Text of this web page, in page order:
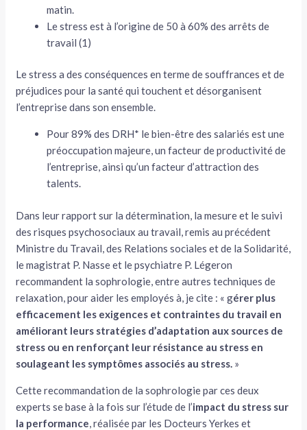
matin.
Le stress est à l’origine de 50 à 60% des arrêts de
travail (1)
Le stress a des conséquences en terme de souffrances et de
préjudices pour la santé qui touchent et désorganisent
l’entreprise dans son ensemble.
Pour 89% des DRH* le bien-être des salariés est une
préoccupation majeure, un facteur de productivité de
l’entreprise, ainsi qu’un facteur d’attraction des
talents.
Dans leur rapport sur la détermination, la mesure et le suivi
des risques psychosociaux au travail, remis au précédent
Ministre du Travail, des Relations sociales et de la Solidarité,
le magistrat P. Nasse et le psychiatre P. Légeron
recommandent la sophrologie, entre autres techniques de
relaxation, pour aider les employés à, je cite : « gérer plus
efficacement les exigences et contraintes du travail en
améliorant leurs stratégies d’adaptation aux sources de
stress ou en renforçant leur résistance au stress en
soulageant les symptômes associés au stress. »
Cette recommandation de la sophrologie par ces deux
experts se base à la fois sur l’étude de l’impact du stress sur
la performance, réalisée par les Docteurs Yerkes et